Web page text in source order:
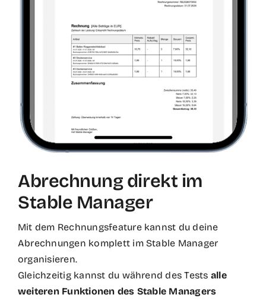
Abrechnung direkt im
Stable Manager
Mit dem Rechnungsfeature kannst du deine
Abrechnungen komplett im Stable Manager
organisieren.
Gleichzeitig kannst du während des Tests alle
weiteren Funktionen des Stable Managers